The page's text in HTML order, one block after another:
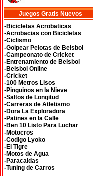
Juegos Gratis Nuevos
-Bicicletas Acrobaticas
-Acrobacias con Bicicletas
-Ciclismo
-Golpear Pelotas de Beisbol
-Campeonato de Cricket
-Entrenamiento de Beisbol
-Beisbol Online
-Cricket
-100 Metros Lisos
-Pinguinos en la Nieve
-Saltos de Longitud
-Carreras de Atletismo
-Dora La Exploradora
-Patines en la Calle
-Ben 10 Listo Para Luchar
-Motocros
-Codigo Lyoko
-El Tigre
-Motos de Agua
-Paracaidas
-Tuning de Carros